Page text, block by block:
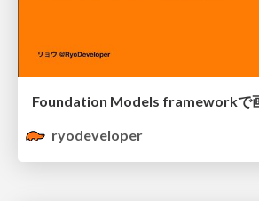
Foundation Models frameworkで
ryodeveloper